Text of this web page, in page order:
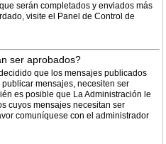
serán completados y enviados más
visite el Panel de Control de
ser aprobados?
que los mensajes publicados
mensajes, necesiten ser
es posible que La Administración le
cuyos mensajes necesitan ser
comuníquese con el administrador